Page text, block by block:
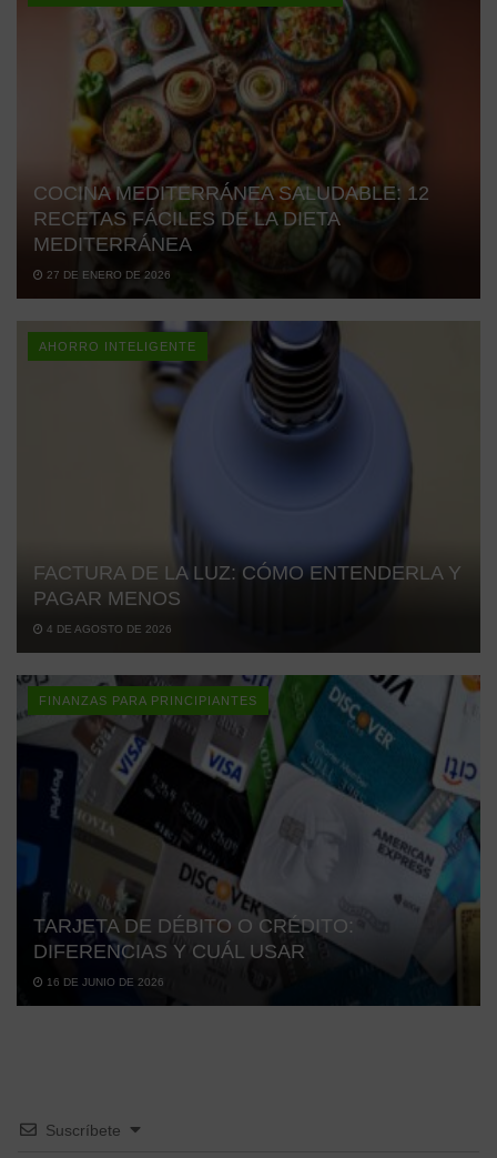
COCINA MEDITERRÁNEA SALUDABLE: 12
RECETAS FÁCILES DE LA DIETA
MEDITERRÁNEA
27 DE ENERO DE 2026
AHORRO INTELIGENTE
FACTURA DE LA LUZ: CÓMO ENTENDERLA Y
PAGAR MENOS
4 DE AGOSTO DE 2026
FINANZAS PARA PRINCIPIANTES
TARJETA DE DÉBITO O CRÉDITO:
DIFERENCIAS Y CUÁL USAR
16 DE JUNIO DE 2026
Suscríbete